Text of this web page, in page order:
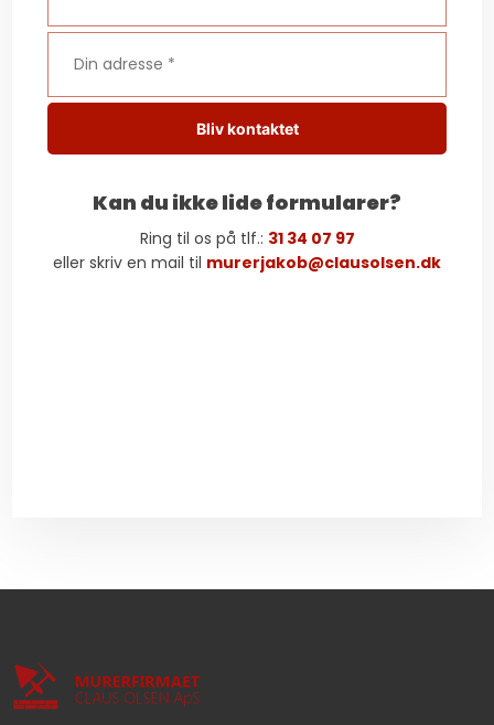
​Kan du ikke lide formularer?
Ring til os på tlf.: 31 34 07 97
​eller skriv en mail til murerjakob@clausolsen.dk